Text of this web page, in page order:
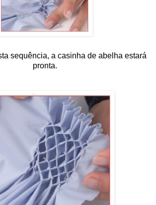
sequência, a casinha de abelha estará
pronta.